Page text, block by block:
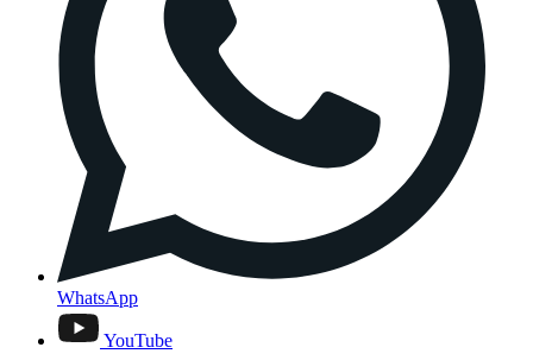
WhatsApp
YouTube